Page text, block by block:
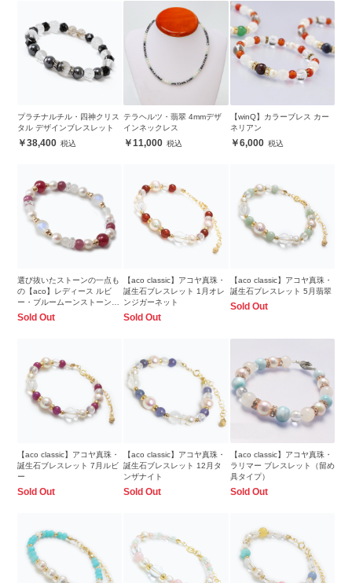
プラチナルチル・四神クリス
タル デザインブレスレット
38,400
テラヘルツ・翡翠 4mmデザ
インネックレス
11,000
【winQ】カラーブレス カー
ネリアン
6,000
選び抜いたストーンの一点も
の【aco】レディース ルビ
ー・ブルームーンストーンブ
レスレット
Sold Out
【aco classic】アコヤ真珠・
誕生石ブレスレット 1月オレ
ンジガーネット
Sold Out
【aco classic】アコヤ真珠・
誕生石ブレスレット 5月翡翠
Sold Out
【aco classic】アコヤ真珠・
誕生石ブレスレット 7月ルビ
ー
Sold Out
【aco classic】アコヤ真珠・
誕生石ブレスレット 12月タ
ンザナイト
Sold Out
【aco classic】アコヤ真珠・
ラリマー ブレスレット（留め
具タイプ）
Sold Out